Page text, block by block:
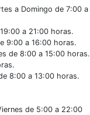
a Domingo de 7:00 a
a 21:00 horas.
9:00 a 16:00 horas.
de 8:00 a 15:00 horas.
8:00 a 13:00 horas.
de 5:00 a 22:00